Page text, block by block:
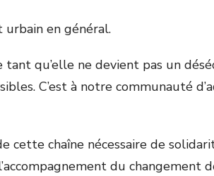
en général.
qu’elle ne devient pas un
C’est à notre communauté
chaîne nécessaire de
du